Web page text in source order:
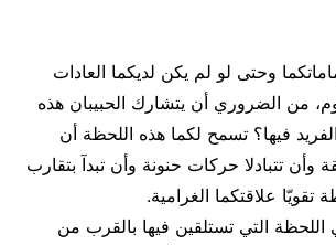
وحتى لو لم يكن لديكما العادات
من الضروري أن يتشارك الحبيبان هذه
فيها؟ تسمح لكما هذه اللحظة أن
وأن تتبادلا حركات حنونة وأن تبدآ بتقارب
علاقتكما الغرامية.
اللحظة التي تستلقين فيها بالقرب من